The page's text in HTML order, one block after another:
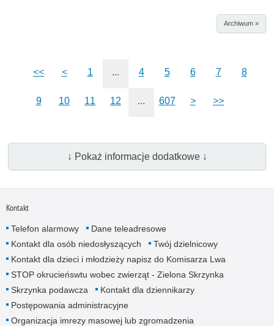
Archiwum »
<< < 1 ... 4 5 6 7 8
9 10 11 12 ... 607 > >>
↓ Pokaż informacje dodatkowe ↓
Kontakt
Telefon alarmowy
Dane teleadresowe
Kontakt dla osób niedosłyszących
Twój dzielnicowy
Kontakt dla dzieci i młodzieży napisz do Komisarza Lwa
STOP okrucieńswtu wobec zwierząt - Zielona Skrzynka
Skrzynka podawcza
Kontakt dla dziennikarzy
Postępowania administracyjne
Organizacja imrezy masowej lub zgromadzenia